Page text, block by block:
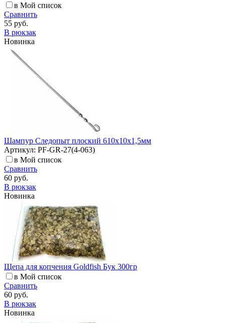
в Мой список
Сравнить
55 руб.
В рюкзак
Новинка
Шампур Следопыт плоский 610х10х1,5мм
Артикул: PF-GR-27(4-063)
в Мой список
Сравнить
60 руб.
В рюкзак
Новинка
Щепа для копчения Goldfish Бук 300гр
в Мой список
Сравнить
60 руб.
В рюкзак
Новинка